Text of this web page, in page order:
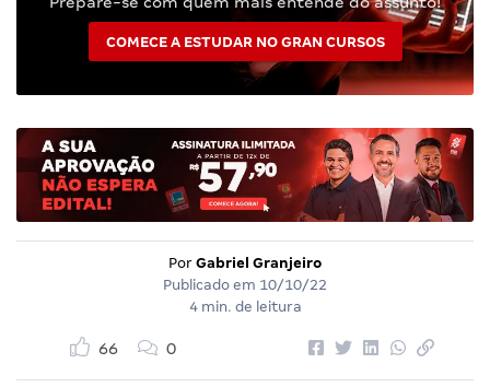
COMECE A ESTUDAR NO GRAN CURSOS
Por Gabriel Granjeiro
Publicado em 10/10/22
4 min. de leitura
66 0